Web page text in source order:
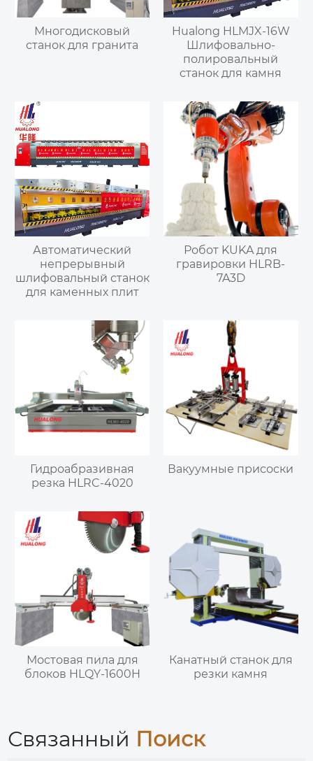
Многодисковый
станок для гранита
Hualong HLMJX-16W
Шлифовально-
полировальный
станок для камня
Автоматический
непрерывный
шлифовальный станок
для каменных плит
Робот KUKA для
гравировки HLRB-
7A3D
Гидроабразивная
резка HLRC-4020
Вакуумные присоски
Мостовая пила для
блоков HLQY-1600H
Канатный станок для
резки камня
Связанный Поиск